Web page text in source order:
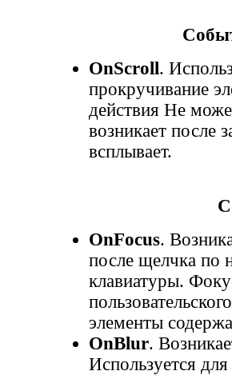
OnScroll.
прокручивание
действия Не
возникает после
всплывает.
OnFocus.
после щелчка
клавиатуры.
элементы
OnBlur.
Используется